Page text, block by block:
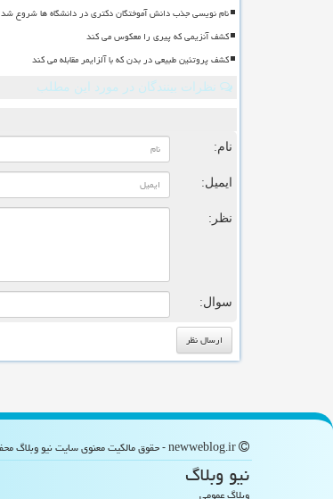
نام نویسی جذب دانش آموختگان دکتری در دانشگاه ها شروع شد ۲ شرط اصلی جذب
کشف آنزیمی که پیری را معکوس می کند
کشف پروتئین طبیعی در بدن که با آلزایمر مقابله می کند
نظرات بینندگان در مورد این مطلب
نام:
ایمیل:
نظر:
سوال:
نیو وبلاگ
وبلاگ عمومی